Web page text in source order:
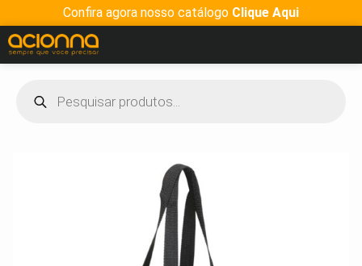
Confira agora nosso catálogo Clique Aqui